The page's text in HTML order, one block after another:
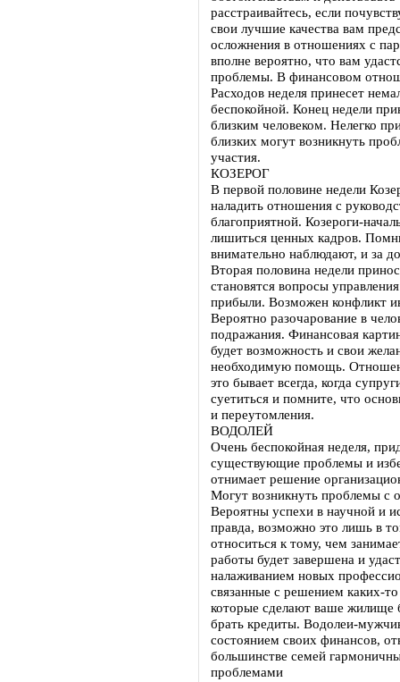
расстраивайтесь, если
свои лучшие качества вам
осложнения в отношениях с
вполне вероятно, что вам
проблемы. В финансовом
Расходов неделя принесет
беспокойной. Конец недели
близким человеком. Нелегко
близких могут возникнуть
участия.
КОЗЕРОГ
В первой половине недели
наладить отношения с
благоприятной. Козероги-
лишиться ценных кадров.
внимательно наблюдают, и за
Вторая половина недели
становятся вопросы
прибыли. Возможен конфликт
Вероятно разочарование в
подражания. Финансовая
будет возможность и свои
необходимую помощь.
это бывает всегда, когда
суетиться и помните, что
и переутомления.
ВОДОЛЕЙ
Очень беспокойная неделя,
существующие проблемы и
отнимает решение
Могут возникнуть проблемы с
Вероятны успехи в научной и
правда, возможно это лишь в
относиться к тому, чем
работы будет завершена и
налаживанием новых
связанные с решением каких-
которые сделают ваше
брать кредиты. Водолеи-
состоянием своих финансов,
большинстве семей
проблемами